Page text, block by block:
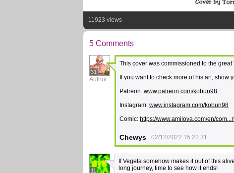
11923 views
5 Comments
31
Author
This cover was commissioned to the great
If you want to check more of his art, show
Patreon: www.patreon.com/kobun98
Instagram: www.instagram.com/kobun98
Comic: https://www.amilova.com/en/
Chewys 02/12/2022 15:22:31
11
If Vegeta somehow makes it out of this
long journey, time to see how it ends!